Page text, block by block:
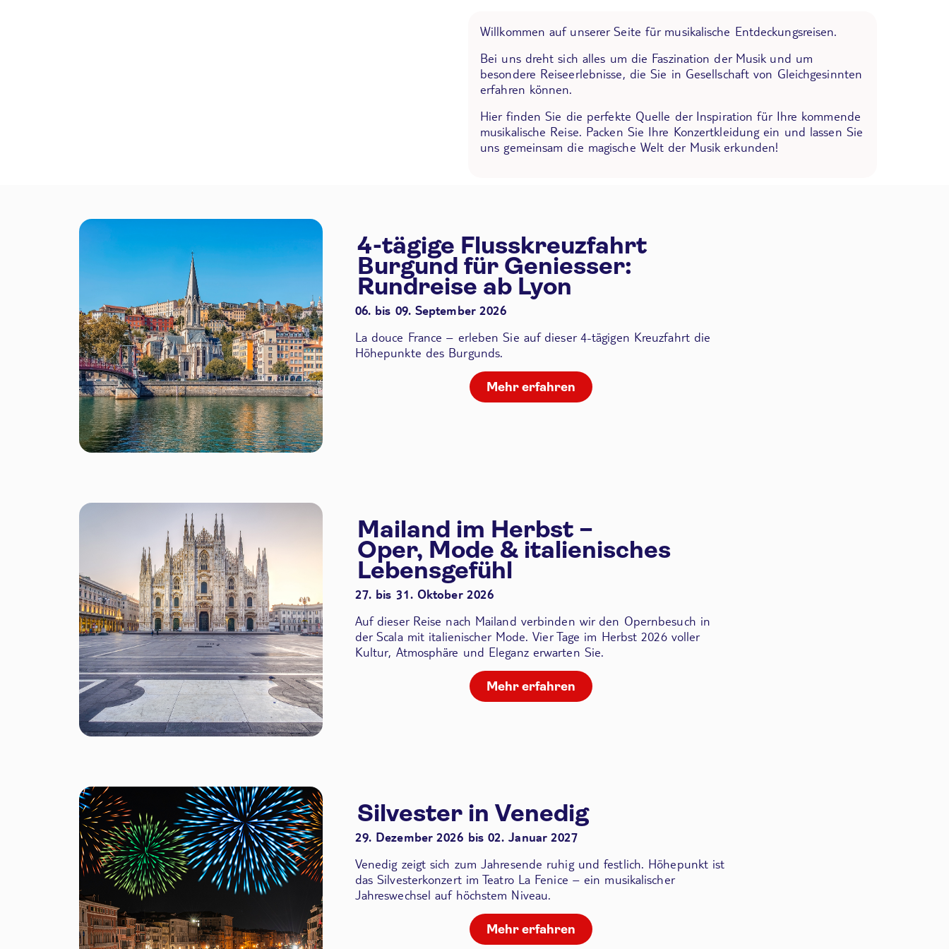
Willkommen auf unserer Seite für musikalische Entdeckungsreisen.
Bei uns dreht sich alles um die Faszination der Musik und um
besondere Reiseerlebnisse, die Sie in Gesellschaft von Gleichgesinnten
erfahren können.
Hier finden Sie die perfekte Quelle der Inspiration für Ihre kommende
musikalische Reise. Packen Sie Ihre Konzertkleidung ein und lassen Sie
uns gemeinsam die magische Welt der Musik erkunden!
4-tägige Flusskreuzfahrt
Burgund für Geniesser:
Rundreise ab Lyon
06. bis 09. September 2026
La douce France – erleben Sie auf dieser 4-tägigen Kreuzfahrt die
Höhepunkte des Burgunds.
Mehr erfahren
Mailand im Herbst –
Oper, Mode & italienisches
Lebensgefühl
27. bis 31. Oktober 2026
Auf dieser Reise nach Mailand verbinden wir den Opernbesuch in
der Scalamit italienischer Mode. Vier Tage im Herbst 2026 voller
Kultur, Atmosphäre und Eleganz erwarten Sie.
Mehr erfahren
Silvester in Venedig
29. Dezember 2026 bis 02. Januar 2027
Venedig zeigt sich zum Jahresende ruhig und festlich. Höhepunkt ist
das Silvesterkonzert im Teatro La Fenice – ein musikalischer
Jahreswechsel auf höchstem Niveau.
Mehr erfahren